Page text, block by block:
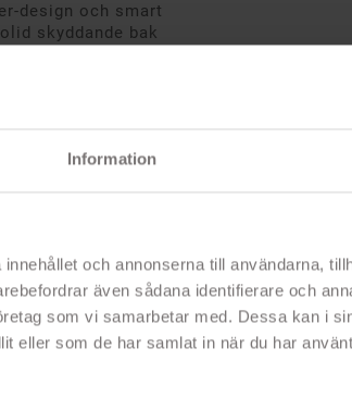
Information
och annonserna till användarna,
även sådana identifierare och
som vi samarbetar med. Dessa kan i
eller som de har samlat in när du har
design och smart
skyddande bak
av när du
du välja mellan
att stödja
dam och repor och
på baksidan.